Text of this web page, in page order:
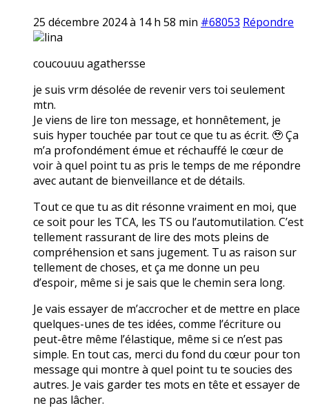
25 décembre 2024 à 14 h 58 min #68053 Répondre
lina
coucouuu agathersse
je suis vrm désolée de revenir vers toi seulement
mtn.
Je viens de lire ton message, et honnêtement, je
suis hyper touchée par tout ce que tu as écrit. 🥹 Ça
m’a profondément émue et réchauffé le cœur de
voir à quel point tu as pris le temps de me répondre
avec autant de bienveillance et de détails.
Tout ce que tu as dit résonne vraiment en moi, que
ce soit pour les TCA, les TS ou l’automutilation. C’est
tellement rassurant de lire des mots pleins de
compréhension et sans jugement. Tu as raison sur
tellement de choses, et ça me donne un peu
d’espoir, même si je sais que le chemin sera long.
Je vais essayer de m’accrocher et de mettre en place
quelques-unes de tes idées, comme l’écriture ou
peut-être même l’élastique, même si ce n’est pas
simple. En tout cas, merci du fond du cœur pour ton
message qui montre à quel point tu te soucies des
autres. Je vais garder tes mots en tête et essayer de
ne pas lâcher.